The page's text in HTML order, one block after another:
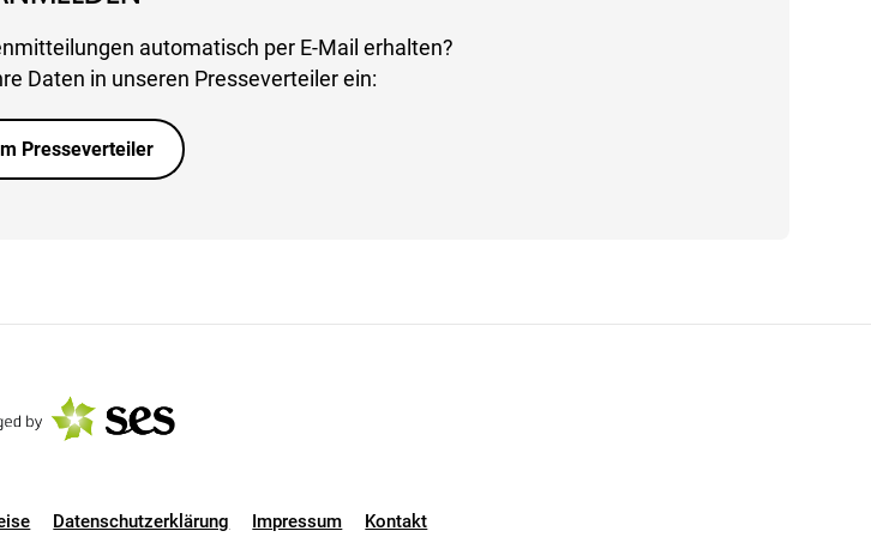
automatisch per E-Mail erhalten?
Daten in unseren Presseverteiler ein:
Presseverteiler
Datenschutzerklärung Impressum Kontakt